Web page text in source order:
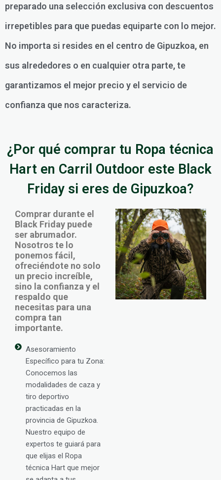
preparado una selección exclusiva con descuentos
irrepetibles para que puedas equiparte con lo mejor.
No importa si resides en el centro de Gipuzkoa, en
sus alrededores o en cualquier otra parte, te
garantizamos el mejor precio y el servicio de
confianza que nos caracteriza.
¿Por qué comprar tu Ropa técnica
Hart en Carril Outdoor este Black
Friday si eres de Gipuzkoa?
Comprar durante el
Black Friday puede
ser abrumador.
Nosotros te lo
ponemos fácil,
ofreciéndote no solo
un precio increíble,
sino la confianza y el
respaldo que
necesitas para una
compra tan
importante.
Asesoramiento
Específico para tu Zona:
Conocemos las
modalidades de caza y
tiro deportivo
practicadas en la
provincia de Gipuzkoa.
Nuestro equipo de
expertos te guiará para
que elijas el Ropa
técnica Hart que mejor